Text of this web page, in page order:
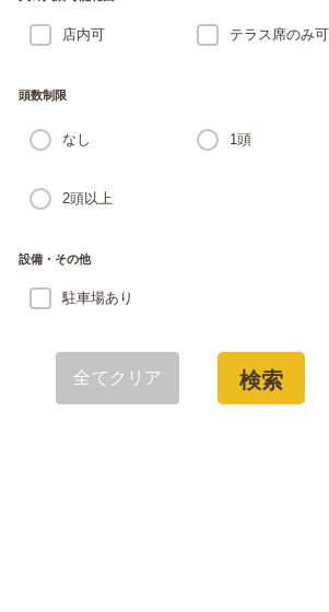
店内可 テラス席のみ可
頭数制限
なし 1頭
2頭以上
設備・その他
駐車場あり
全てクリア 検索